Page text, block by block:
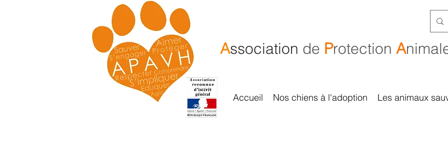
Association de Protection A
Accueil Nos chiens à l'adoption Les animaux